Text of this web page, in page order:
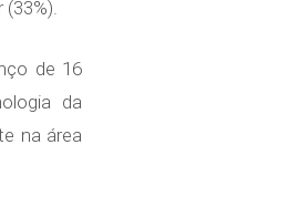
de 16
da
na área